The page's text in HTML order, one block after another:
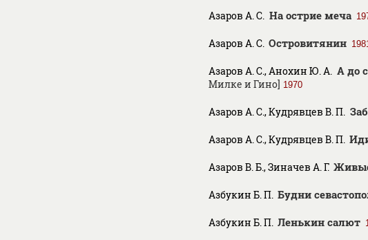
Азаров А. С. На острие меча
Азаров А. С. Островитянин
Азаров А. С., Анохин Ю. А. А до
Милке и Гино] 1970
Азаров А. С., Кудрявцев В. П.
Азаров А. С., Кудрявцев В. П.
Азаров В. Б., Зиначев А. Г.
Азбукин Б. П. Будни
Азбукин Б. П. Ленькин салют